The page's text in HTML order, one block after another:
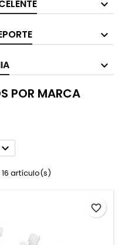
POR MARCA

artículo(s)
favorite_border